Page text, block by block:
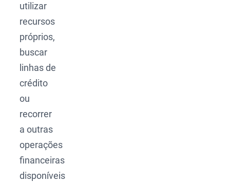
utilizar
recursos
próprios,
buscar
linhas de
crédito
ou
recorrer
a outras
operações
financeiras
disponíveis